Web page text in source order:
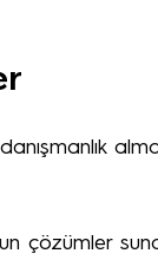
çözümler